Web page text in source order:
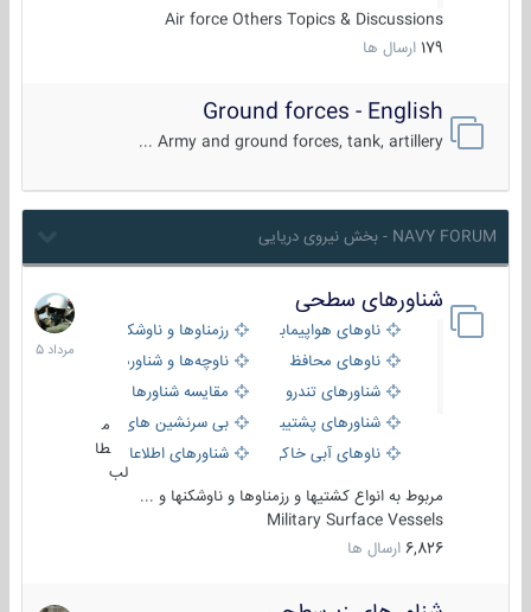
Air force Others Topics & Discussions
179 ارسال ها
Ground forces - English
Army and ground forces, tank, artillery ...
NAVY FORUM - بخش نیروی دریایی
شناورهای سطحی
ناوهای هواپیمابر و بالگرد بررزمناوها و ناوشکن‌ها
ناوهای محافظ
ناوچه‌ها و شناورهای گشتی
شناورهای تندرو
مقایسه شناورها
شناورهای پشتیبانی
بی سرنشین های دریایی
ناوهای آبی خاکی و نیروبرشناورهای اطلاعاتی و جاسوسی
طا
لب
مربوط به انواع کشتیها و رزمناوها و ناوشکنها و ...
Military Surface Vessels
6,826 ارسال ها
2
مرداد
1405